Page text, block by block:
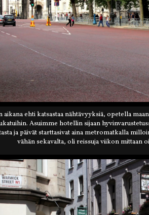
aikana ehti katsastaa nähtävyyksiä, opetella
Asuimme hotellin sijaan
ja päivät starttasivat aina metromatkalla
vähän sekavalta, oli reissuja viikon mittaan